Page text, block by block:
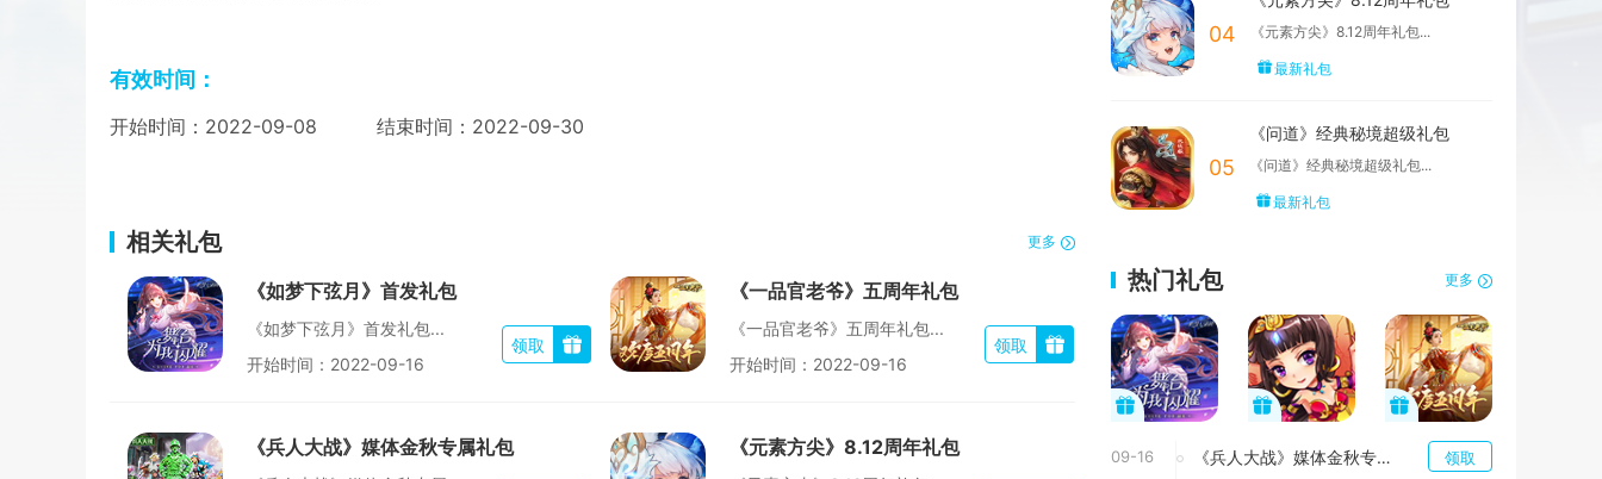
有效时间：
开始时间： 2022-09-08 结束时间： 2022-09-30
相关礼包 更多
《如梦下弦月》首发礼包
《如梦下弦月》首发礼包...
开始时间： 2022-09-16
领取
《一品官老爷》五周年礼包
《一品官老爷》五周年礼包...
开始时间： 2022-09-16
领取
《兵人大战》媒体金秋专属礼包 《元素方尖》8.12周年礼包
04 《元素方尖》8.12周年礼包...
最新礼包
05
《问道》经典秘境超级礼包
《问道》经典秘境超级礼包...
最新礼包
热门礼包 更多
09-16 《兵人大战》媒体金秋专属礼包 领取